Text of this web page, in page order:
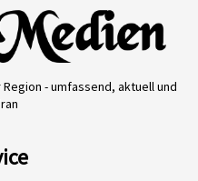
- umfassend, aktuell und